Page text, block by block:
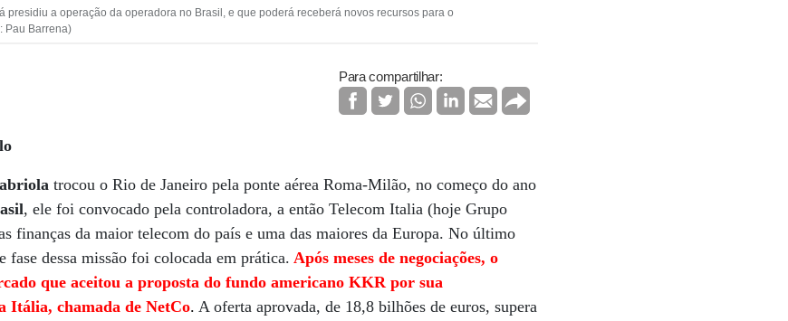
presidiu a operação da operadora no Brasil, e que poderá receberá novos recursos para o
Pau Barrena)
Para compartilhar:
trocou o Rio de Janeiro pela ponte aérea Roma-Milão, no começo do ano
, ele foi convocado pela controladora, a então Telecom Italia (hoje Grupo
finanças da maior telecom do país e uma das maiores da Europa. No último
dessa missão foi colocada em prática. Após meses de negociações, o
que aceitou a proposta do fundo americano KKR por sua
Itália, chamada de NetCo. A oferta aprovada, de 18,8 bilhões de euros, supera